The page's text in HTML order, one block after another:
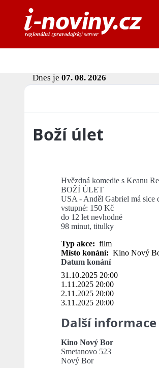
Dnes je 07. 08. 2026
Boží úlet
Hvězdná komedie s Keanu
BOŽÍ ÚLET
USA - Anděl Gabriel má sice
vstupné: 150 Kč
do 12 let nevhodné
98 minut, titulky
Typ akce: film
Místo konání: Kino Nový
Datum konání
31.10.2025 20:00
1.11.2025 20:00
2.11.2025 20:00
3.11.2025 20:00
Další informace
Kino Nový Bor
Smetanovo 523
Nový Bor